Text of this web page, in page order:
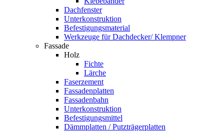
Dachfenster
Unterkonstruktion
Befestigungsmaterial
Werkzeuge für Dachdecker/ Klempner
Fassade
Holz
Fichte
Lärche
Faserzement
Fassadenplatten
Fassadenbahn
Unterkonstruktion
Befestigungsmittel
Dämmplatten / Putzträgerplatten